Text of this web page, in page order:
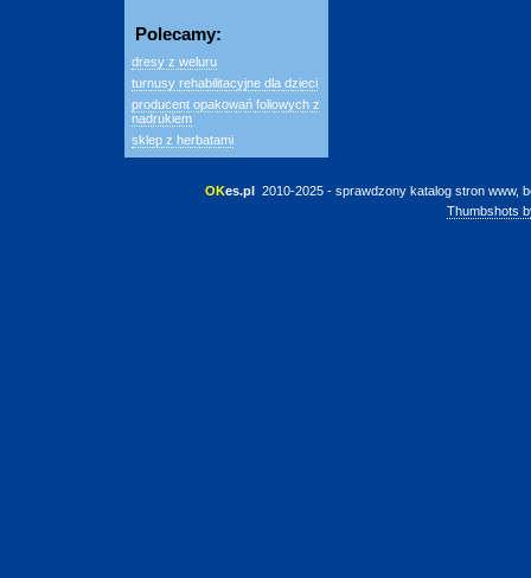
Polecamy:
dresy z weluru
turnusy rehabilitacyjne dla dzieci
producent opakowań foliowych z
nadrukiem
sklep z herbatami
OKes.pl 2010-2025 - sprawdzony katalog stron www,
Thumbshots